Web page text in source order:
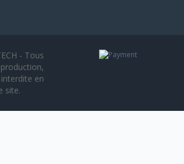
- Tous
en
site.